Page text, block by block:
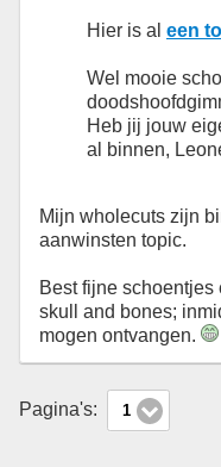
Hier is al een
Wel mooie
Heb jij jouw
al binnen,
Mijn wholecuts zijn
aanwinsten topic.
Best fijne
skull and bones;
mogen ontvangen.
Pagina's: 1